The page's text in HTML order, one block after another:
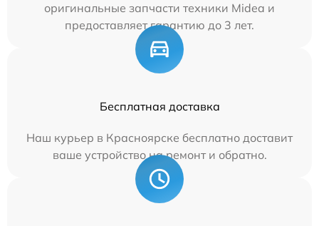
оригинальные запчасти техники Midea и
предоставляет гарантию до 3 лет.
Бесплатная доставка
Наш курьер в Красноярске бесплатно доставит
ваше устройство на ремонт и обратно.